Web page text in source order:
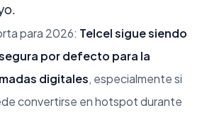
para 2026: Telcel sigue siendo
por defecto para la
digitales, especialmente si
convertirse en hotspot durante